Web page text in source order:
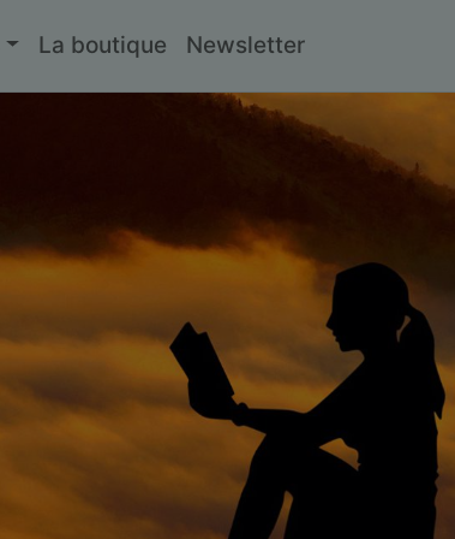
La boutique Newsletter